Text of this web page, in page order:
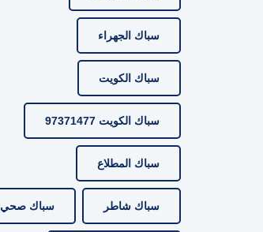
سباك الجهراء
سباك الكويت
سباك الكويت 97371477
سباك المطلاع
سباك شاطر سباك صحي